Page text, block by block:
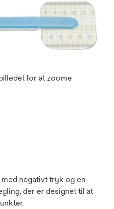
for at zoome
negativt tryk og en
der er designet til at